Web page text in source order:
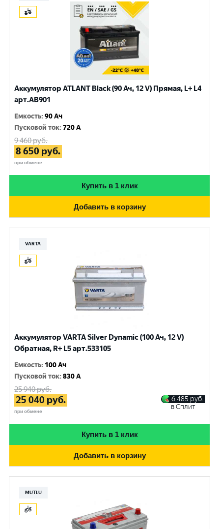
Аккумулятор ATLANT Black (90 Ач, 12 V) Прямая, L+ L4
арт.AB901
Емкость:90 Ач
Пусковой ток:720 A
9 460руб.
8 650 руб.
при обмене
Купить в 1 клик
Добавить в корзину
VARTA
Аккумулятор VARTA Silver Dynamic (100 Ач, 12 V)
Обратная, R+ L5 арт.533105
Емкость: 100 Ач
Пусковой ток:830 A
25 940руб.
25 040 руб.
при обмене
6 485 руб.
в Сплит
Купить в 1 клик
Добавить в корзину
MUTLU